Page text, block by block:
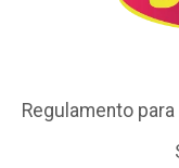
Regulamento